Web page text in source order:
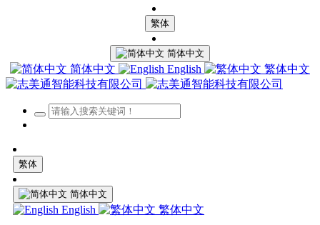
繁体
简体中文
简体中文 English 繁体中文
繁体
简体中文
English 繁体中文